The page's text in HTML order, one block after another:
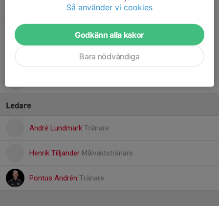
30. Jonathan Blomberg
31. Holger Grönroos
38. Valter Andrén
Ledare
André Lundmark Tränare
Henrik Tilljander Målvaktstränare
Pontus Andrén Tränare
Så använder vi cookies
Godkänn alla kakor
Bara nödvändiga